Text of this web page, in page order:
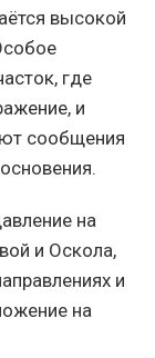
высокой
где
и
сообщения
на
и Оскола,
и
на